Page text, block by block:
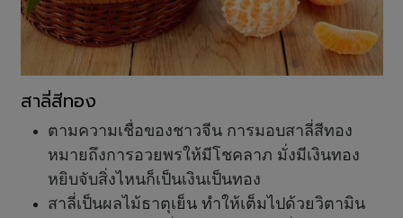
สาลี่สีทอง
ตามความเชื่อของชาวจีน การมอบสาลี่สีทอง
หมายถึงการอวยพรให้มีโชคลาภ มั่งมีเงินทอง
หยิบจับสิ่งไหนก็เป็นเงินเป็นทอง
สาลี่เป็นผลไม้ธาตุเย็น ทำให้เต็มไปด้วยวิตามิน